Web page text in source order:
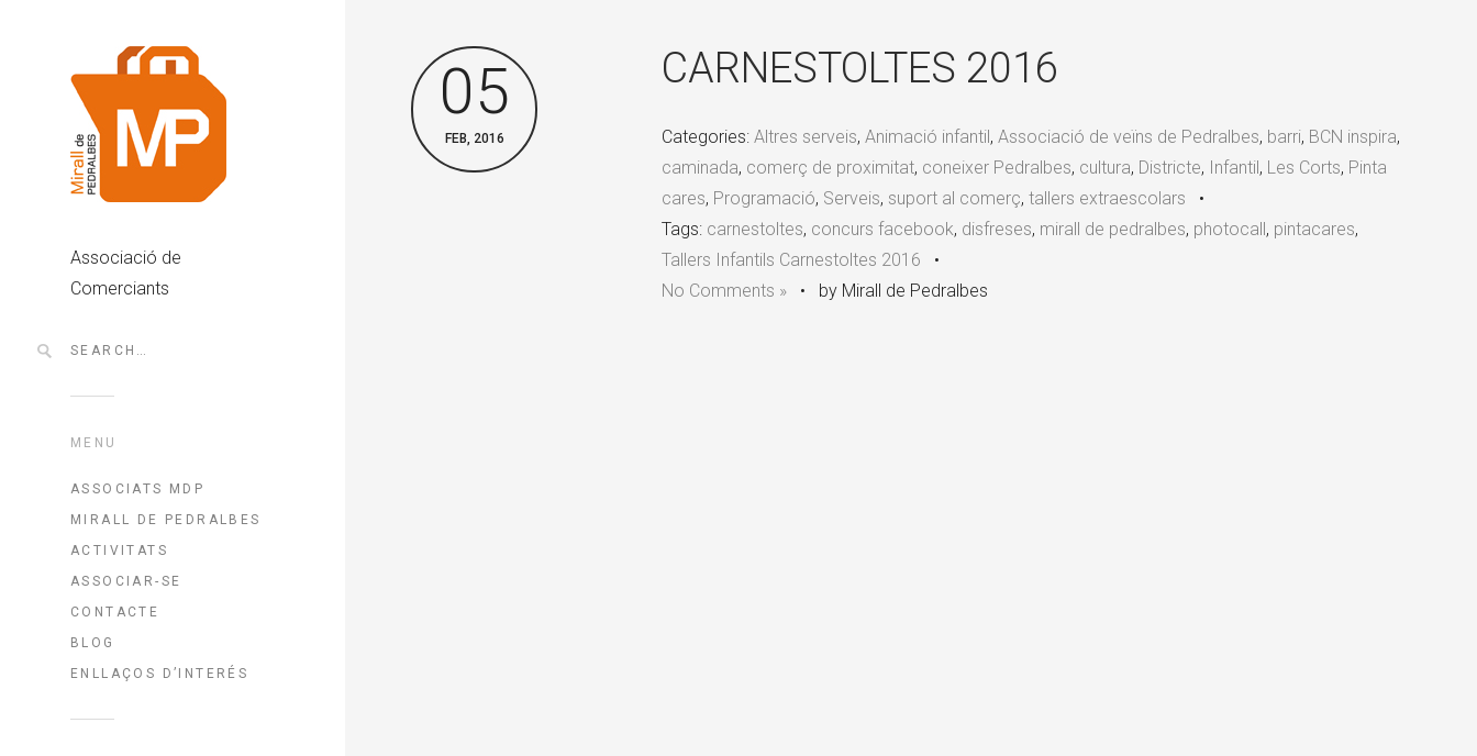
Associació de
Comerciants
MENU
ASSOCIATS MDP
MIRALL DE PEDRALBES
ACTIVITATS
ASSOCIAR-SE
CONTACTE
BLOG
ENLLAÇOS D’INTERÉS
05
FEB, 2016
CARNESTOLTES 2016
Categories: Altres serveis, Animació infantil, Associació de veïns de Pedralbes, barri, BCN inspira,
caminada, comerç de proximitat, coneixer Pedralbes, cultura, Districte, Infantil, Les Corts, Pinta
cares, Programació, Serveis, suport al comerç, tallers extraescolars •
Tags: carnestoltes, concurs facebook, disfreses, mirall de pedralbes, photocall, pintacares,
Tallers Infantils Carnestoltes 2016 •
No Comments »• by Mirall de Pedralbes